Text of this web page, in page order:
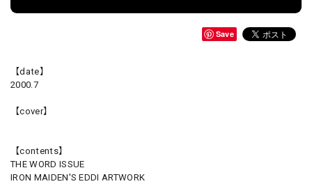
Save
【date】
2000.7
【cover】
【contents】
THE WORD ISSUE
IRON MAIDEN'S EDDI ARTWORK